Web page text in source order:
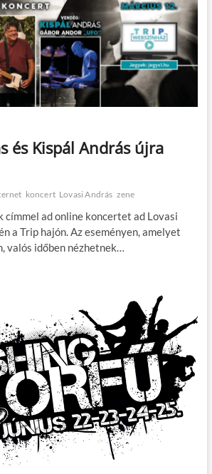
és Kispál András újra
koncert Lovasi András zene
címmel ad online koncertet ad Lovasi
a Trip hajón. Az eseményen, amelyet
valós időben nézhetnek…